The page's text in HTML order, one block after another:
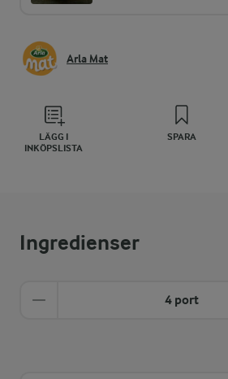
Arla Mat
LÄGG I
INKÖPSLISTA
SPARA
Ingredienser
4 port